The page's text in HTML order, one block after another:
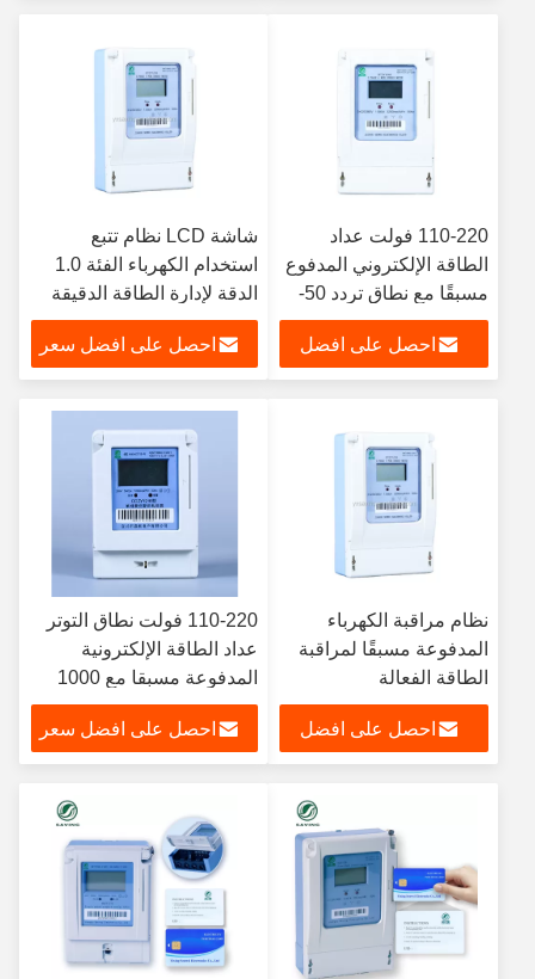
110-220 فولت عداد
الطاقة الإلكتروني المدفوع
مسبقًا مع نطاق تردد 50-
60 هرتز ورطوبة التخزين
والعمل ≤ 95%احصل على افضل
شاشة LCD نظام تتبع
استخدام الكهرباء الفئة 1.0
الدقة لإدارة الطاقة الدقيقة
احصل على افضل سعر
نظام مراقبة الكهرباء
المدفوعة مسبقًا لمراقبة
الطاقة الفعالة
احصل على افضل
110-220 فولت نطاق التوتر
عداد الطاقة الإلكترونية
المدفوعة مسبقا مع 1000
كيلوواط ساعة تخزين البيانات
ودقة الفئة 1.0احصل على افضل سعر